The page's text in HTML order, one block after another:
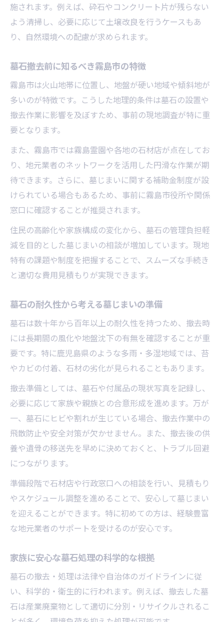
閉眼供養や離檀料を含めた費用全体像
墓石の大きさや材質が費用に与える影響
墓石と家族に寄り添う霧島市での手続き手順
墓石関連書類の準備と提出ポイント
墓石撤去の相談先とサポート活用法
墓石撤去後の供養先選びと段取り
墓石にまつわる誤解と正しい科学知識の活用
墓石の寿命と科学的な管理方法を紹介
墓石撤去に関する誤解と正しい知識
墓石の素材ごとに異なる扱い方を解説
墓石処分後の環境配慮について考える
墓石選びで見落としがちな科学ポイント
施されます。例えば、砕石やコンクリート片が残らない
よう清掃し、必要に応じて土壌改良を行うケースもあ
り、自然環境への配慮が求められます。
墓石撤去前に知るべき霧島市の特徴
霧島市は火山地帯に位置し、地盤が硬い地域や傾斜地が
多いのが特徴です。こうした地理的条件は墓石の設置や
撤去作業に影響を及ぼすため、事前の現地調査が特に重
要となります。
また、霧島市では霧島霊園や各地の石材店が点在してお
り、地元業者のネットワークを活用した円滑な作業が期
待できます。さらに、墓じまいに関する補助金制度が設
けられている場合もあるため、事前に霧島市役所や関係
窓口に確認することが推奨されます。
住民の高齢化や家族構成の変化から、墓石の管理負担軽
減を目的とした墓じまいの相談が増加しています。現地
特有の課題や制度を把握することで、スムーズな手続き
と適切な費用見積もりが実現できます。
墓石の耐久性から考える墓じまいの準備
墓石は数十年から百年以上の耐久性を持つため、撤去時
には長期間の風化や地盤沈下の有無を確認することが重
要です。特に鹿児島県のような多雨・多湿地域では、苔
やカビの付着、石材の劣化が見られることもあります。
撤去準備としては、墓石や付属品の現状写真を記録し、
必要に応じて家族や親族との合意形成を進めます。万が
一、墓石にヒビや割れが生じている場合、撤去作業中の
飛散防止や安全対策が欠かせません。また、撤去後の供
養や遺骨の移送先を早めに決めておくと、トラブル回避
につながります。
準備段階で石材店や行政窓口への相談を行い、見積もり
やスケジュール調整を進めることで、安心して墓じまい
を迎えることができます。特に初めての方は、経験豊富
な地元業者のサポートを受けるのが安心です。
家族に安心な墓石処理の科学的な根拠
墓石の撤去・処理は法律や自治体のガイドラインに従
い、科学的・衛生的に行われます。例えば、撤去した墓
石は産業廃棄物として適切に分別・リサイクルされるこ